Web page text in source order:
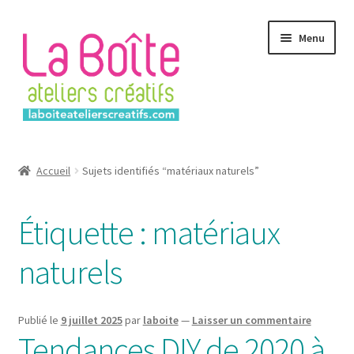
la
navigation
contenu
Menu
Login
Password Reset
Register
Accueil Sujets identifiés “matériaux naturels”
Étiquette : matériaux
naturels
Publié le 9 juillet 2025par laboite— Laisser un commentaire